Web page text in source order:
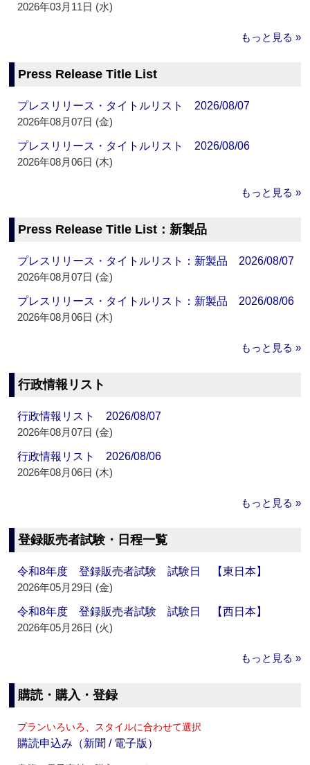
2026年03月11日 (水)
もっと見る »
Press Release Title List
プレスリリース・タイトルリスト 2026/08/07
2026年08月07日 (金)
プレスリリース・タイトルリスト 2026/08/06
2026年08月06日 (木)
もっと見る »
Press Release Title List：新製品
プレスリリース・タイトルリスト：新製品 2026/08/07
2026年08月07日 (金)
プレスリリース・タイトルリスト：新製品 2026/08/06
2026年08月06日 (木)
もっと見る »
行政情報リスト
行政情報リスト 2026/08/07
2026年08月07日 (金)
行政情報リスト 2026/08/06
2026年08月06日 (木)
もっと見る »
登録販売者試験・日程一覧
令和8年度 登録販売者試験 試験日 【東日本】
2026年05月29日 (金)
令和8年度 登録販売者試験 試験日 【西日本】
2026年05月26日 (火)
もっと見る »
購読・購入・登録
プランいろいろ、スタイルに合わせて選択
購読申込み（新聞 / 電子版）